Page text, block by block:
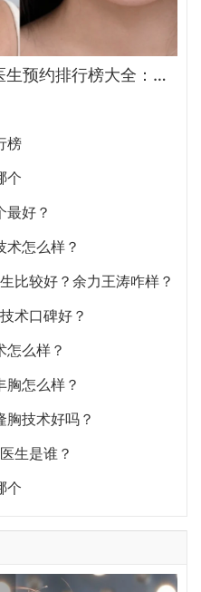
2026郑州比较知名隆鼻医生预约排行榜大全：胡志成、周蔚、张海洋、王启立、张鹏、李冰谁做鼻子更好？
榜
个
最好？
术怎么样？
比较好？余力王涛咋样？
术口碑好？
怎么样？
胸怎么样？
技术好吗？
生是谁？
个